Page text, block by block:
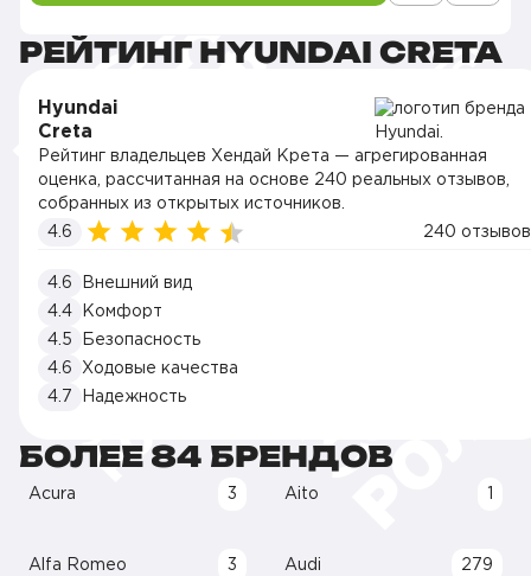
РЕЙТИНГ HYUNDAI CRETA
Hyundai
Creta
Рейтинг владельцев Хендай Крета — агрегированная
оценка, рассчитанная на основе 240 реальных отзывов,
собранных из открытых источников.
4.6
240 отзывов
4.6
Внешний вид
4.4
Комфорт
4.5
Безопасность
4.6
Ходовые качества
4.7
Надежность
БОЛЕЕ 84 БРЕНДОВ
Acura 3 Aito
Alfa Romeo 3 Audi 279